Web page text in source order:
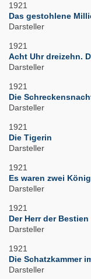
1921
Das gestohlene
Darsteller
1921
Acht Uhr dreizehn.
Darsteller
1921
Die
Darsteller
1921
Die Tigerin
Darsteller
1921
Es waren zwei
Darsteller
1921
Der Herr der Bestien
Darsteller
1921
Die Schatzkammer
Darsteller